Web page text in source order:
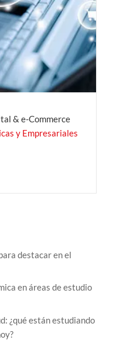
& e-Commerce
y Empresariales
destacar en el
en áreas de estudio
¿qué están estudiando